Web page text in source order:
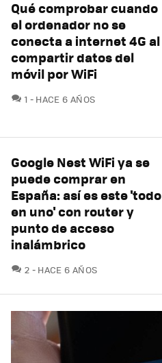
Qué comprobar cuando
el ordenador no se
conecta a internet 4G al
compartir datos del
móvil por WiFi
1 COMENTARIOS
HACE 6 AÑOS
Google Nest WiFi ya se
puede comprar en
España: así es este 'todo
en uno' con router y
punto de acceso
inalámbrico
2 COMENTARIOS
HACE 6 AÑOS